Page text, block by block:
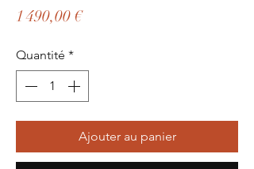
1 490,00 €Prix
Quantité *
Ajouter au panier